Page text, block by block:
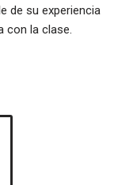
de su experiencia
con la clase.